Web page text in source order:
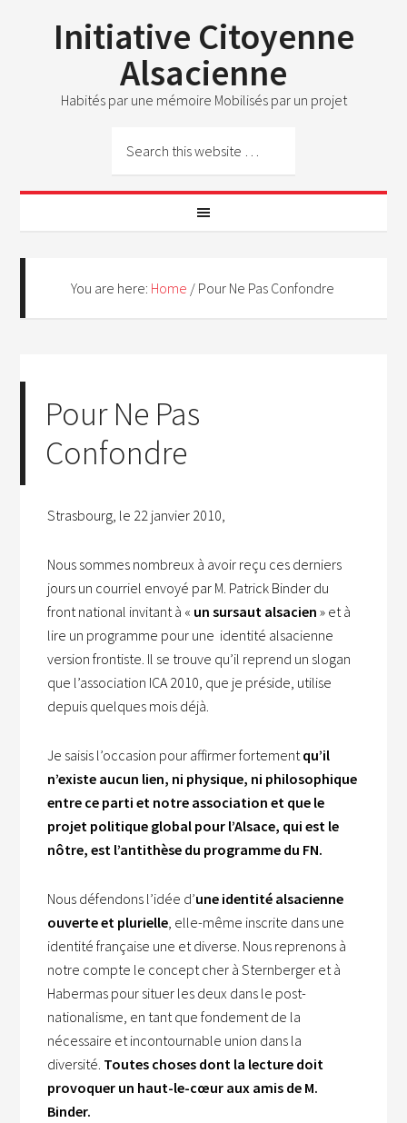
Initiative Citoyenne
Alsacienne
Habités par une mémoire Mobilisés par un projet
You are here: Home / Pour Ne Pas Confondre
Pour Ne Pas
Confondre
Strasbourg, le 22 janvier 2010,
Nous sommes nombreux à avoir reçu ces derniers
jours un courriel envoyé par M. Patrick Binder du
front national invitant à « un sursaut alsacien » et à
lire un programme pour une identité alsacienne
version frontiste. Il se trouve qu’il reprend un slogan
que l’association ICA 2010, que je préside, utilise
depuis quelques mois déjà.
Je saisis l’occasion pour affirmer fortementqu’il
n’existe aucun lien, ni physique, ni philosophique
entre ce parti et notre association et que le
projet politique global pour l’Alsace, qui est le
nôtre, est l’antithèse du programme du FN.
Nous défendons l’idée d’une identité alsacienne
ouverte et plurielle, elle-même inscrite dans une
identité française une et diverse. Nous reprenons à
notre compte le concept cher à Sternberger et à
Habermas pour situer les deux dans le post-
nationalisme, en tant que fondement de la
nécessaire et incontournable union dans la
diversité. Toutes choses dont la lecture doit
provoquer un haut-le-cœur aux amis de M.
Binder.